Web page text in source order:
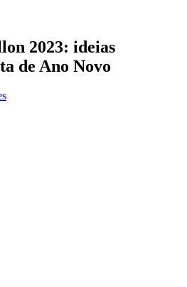
2023: ideias
de Ano Novo